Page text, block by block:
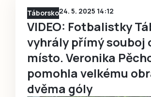
Táborsko24. 5. 2025 14:12
VIDEO: Fotbalistky
vyhrály přímý souboj
místo. Veronika
pomohla velkému
dvěma góly